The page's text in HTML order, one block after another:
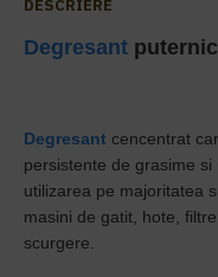
DESCRIERE
Degresant puternic
Degresant cencentrat
persistente de grasime
utilizarea pe majoritatea
masini de gatit, hote,
scurgere.